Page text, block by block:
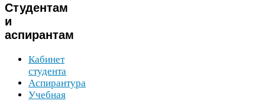
Студентам
и
аспирантам
Кабинет
студента
Аспирантура
Учебная